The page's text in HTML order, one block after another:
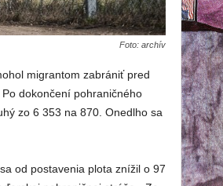
Foto: archív
migrantom zabrániť pred
dokončení pohraničného
zo 6 353 na 870. Onedlho sa
od postavenia plota znížil o 97